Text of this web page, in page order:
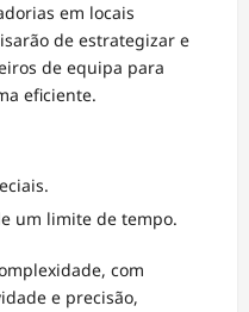
em locais
de estrategizar e
de equipa para
eficiente.
um limite de tempo.
com
e precisão,